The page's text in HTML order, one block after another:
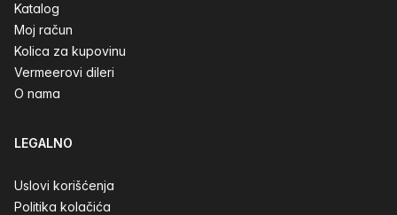
Katalog
Moj račun
Kolica za kupovinu
Vermeerovi dileri
O nama
LEGALNO
Uslovi korišćenja
Politika kolačića